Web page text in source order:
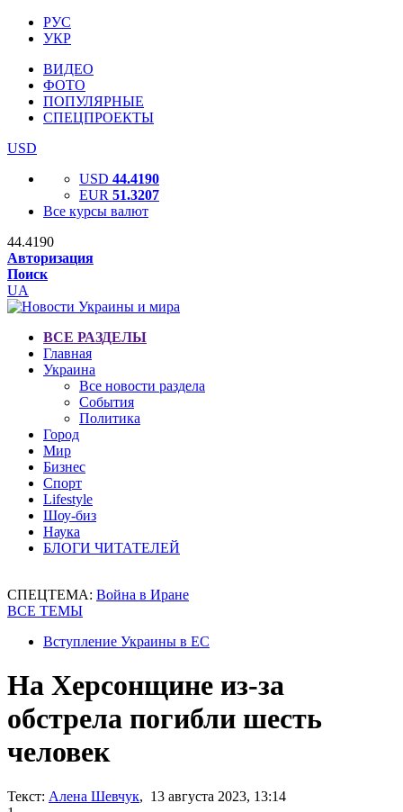
РУС
УКР
ВИДЕО
ФОТО
ПОПУЛЯРНЫЕ
СПЕЦПРОЕКТЫ
USD
USD 44.4190
EUR 51.3207
Все курсы валют
44.4190
Авторизация
Поиск
UA
ВСЕ РАЗДЕЛЫ
Главная
Украина
Все новости раздела
События
Политика
Город
Мир
Бизнес
Спорт
Lifestyle
Шоу-биз
Наука
БЛОГИ ЧИТАТЕЛЕЙ
СПЕЦТЕМА: Война в Иране
ВСЕ ТЕМЫ
Вступление Украины в ЕС
На Херсонщине из-за
обстрела погибли шесть
человек
Текст: Алена Шевчук, 13 августа 2023, 13:14